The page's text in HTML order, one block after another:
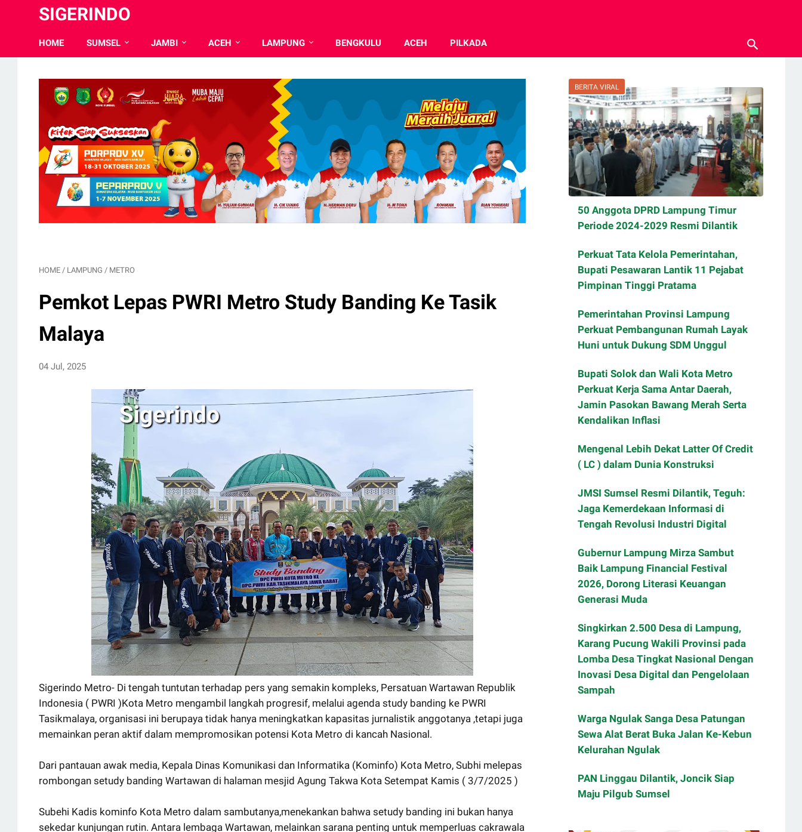
SIGERINDO
HOME SUMSEL JAMBI ACEH LAMPUNG BENGKULU ACEH PILKADA
HOME / LAMPUNG / METRO
Pemkot Lepas PWRI Metro Study Banding Ke Tasik
Malaya
04 Jul, 2025
Sigerindo Metro- Di tengah tuntutan terhadap pers yang semakin kompleks, Persatuan Wartawan Republik
Indonesia ( PWRI )Kota Metro mengambil langkah progresif, melalui agenda study banding ke PWRI
Tasikmalaya, organisasi ini berupaya tidak hanya meningkatkan kapasitas jurnalistik anggotanya ,tetapi juga
memainkan peran aktif dalam mempromosikan potensi Kota Metro di kancah Nasional.
Dari pantauan awak media, Kepala Dinas Komunikasi dan Informatika (Kominfo) Kota Metro, Subhi melepas
rombongan setudy banding Wartawan di halaman mesjid Agung Takwa Kota Setempat Kamis ( 3/7/2025 )
Subehi Kadis kominfo Kota Metro dalam sambutanya,menekankan bahwa setudy banding ini bukan hanya
sekedar kunjungan rutin. Antara lembaga Wartawan, melainkan sarana penting untuk memperluas cakrawala
BERITA VIRAL
50 Anggota DPRD Lampung Timur
Periode 2024-2029 Resmi Dilantik
Perkuat Tata Kelola Pemerintahan,
Bupati Pesawaran Lantik 11 Pejabat
Pimpinan Tinggi Pratama
Pemerintahan Provinsi Lampung
Perkuat Pembangunan Rumah Layak
Huni untuk Dukung SDM Unggul
Bupati Solok dan Wali Kota Metro
Perkuat Kerja Sama Antar Daerah,
Jamin Pasokan Bawang Merah Serta
Kendalikan Inflasi
Mengenal Lebih Dekat Latter Of Credit
( LC ) dalam Dunia Konstruksi
JMSI Sumsel Resmi Dilantik, Teguh:
Jaga Kemerdekaan Informasi di
Tengah Revolusi Industri Digital
Gubernur Lampung Mirza Sambut
Baik Lampung Financial Festival
2026, Dorong Literasi Keuangan
Generasi Muda
Singkirkan 2.500 Desa di Lampung,
Karang Pucung Wakili Provinsi pada
Lomba Desa Tingkat Nasional Dengan
Inovasi Desa Digital dan Pengelolaan
Sampah
Warga Ngulak Sanga Desa Patungan
Sewa Alat Berat Buka Jalan Ke-Kebun
Kelurahan Ngulak
PAN Linggau Dilantik, Joncik Siap
Maju Pilgub Sumsel